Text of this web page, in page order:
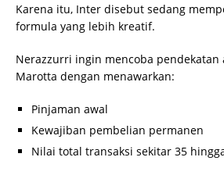
Karena itu, Inter disebut sedang
formula yang lebih kreatif.
Nerazzurri ingin mencoba pendekatan
Marotta dengan menawarkan:
Pinjaman awal
Kewajiban pembelian permanen
Nilai total transaksi sekitar 35